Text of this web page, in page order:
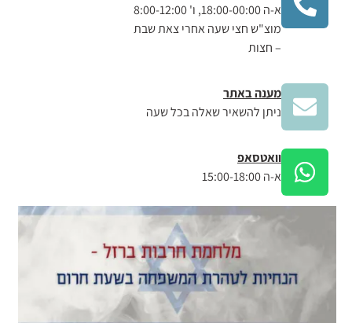
א-ה 18:00-00:00, ו' 8:00-12:00
מוצ"ש חצי שעה אחרי צאת שבת
– חצות
מענה באתר
ניתן להשאיר שאלה בכל שעה
וואטסאפ
א-ה 15:00-18:00